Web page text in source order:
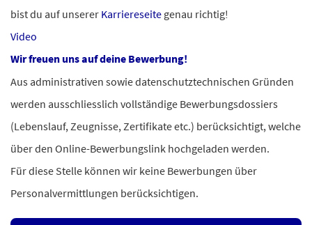
bist du auf unserer Karriereseite genau richtig!
Video
Wir freuen uns auf deine Bewerbung!
Aus administrativen sowie datenschutztechnischen Gründen
werden ausschliesslich vollständige Bewerbungsdossiers
(Lebenslauf, Zeugnisse, Zertifikate etc.) berücksichtigt, welche
über den Online-Bewerbungslink hochgeladen werden.
Für diese Stelle können wir keine Bewerbungen über
Personalvermittlungen berücksichtigen.